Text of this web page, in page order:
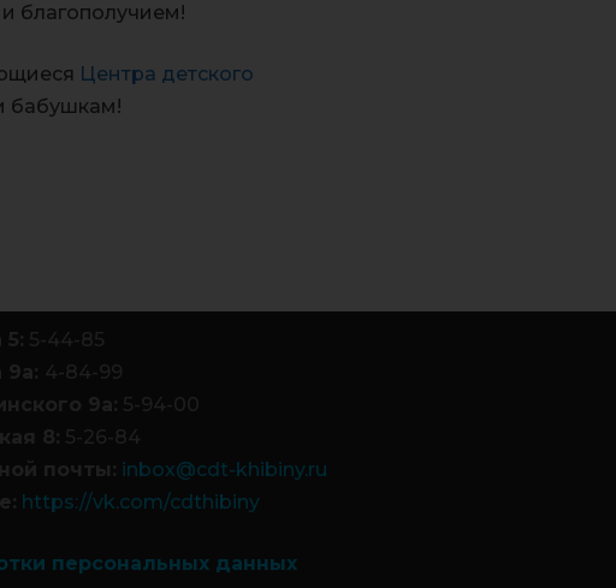
благополучием!
Центра детского
бабушкам!
inbox@cdt-khibiny.ru
https://vk.com/cdthibiny
персональных данных